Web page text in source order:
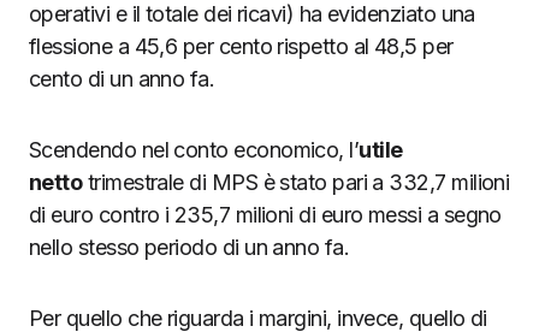
operativi e il totale dei ricavi) ha evidenziato una
flessione a 45,6 per cento rispetto al 48,5 per
cento di un anno fa.
Scendendo nel conto economico, l’utile
nettotrimestrale di MPS è stato pari a 332,7 milioni
di euro contro i 235,7 milioni di euro messi a segno
nello stesso periodo di un anno fa.
Per quello che riguarda i margini, invece, quello di